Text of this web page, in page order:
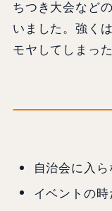
ちつき大会など
いました。強く
モヤしてしまっ
自治会に入
イベントの